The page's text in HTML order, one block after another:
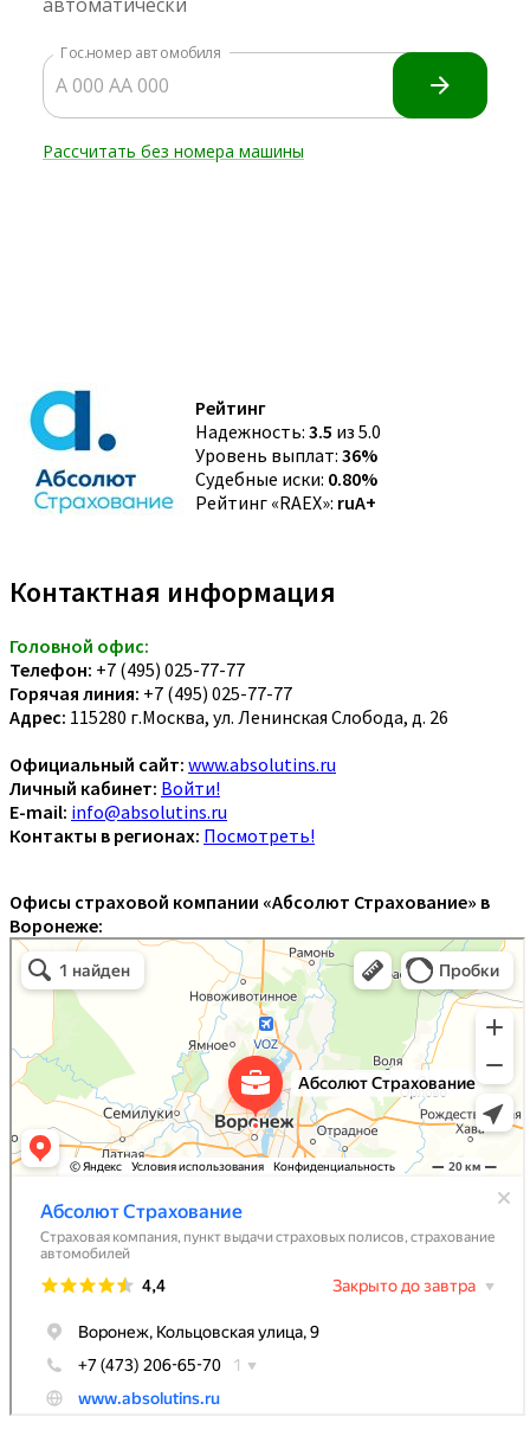
Рейтинг
Надежность: 3.5 из 5.0
Уровень выплат: 36%
Судебные иски: 0.80%
Рейтинг «RAEX»: ruA+
Контактная информация
Головной офис:
Телефон: +7 (495) 025-77-77
Горячая линия: +7 (495) 025-77-77
Адрес: 115280 г.Москва, ул. Ленинская Слобода, д. 26
Официальный сайт: www.absolutins.ru
Личный кабинет: Войти!
E-mail: info@absolutins.ru
Контакты в регионах: Посмотреть!
Офисы страховой компании «Абсолют Страхование» в
Воронеже: